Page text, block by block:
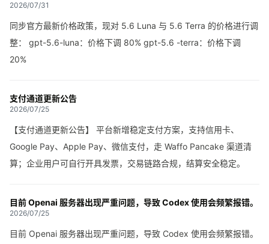
2026/07/31
同步官方最新价格政策，现对 5.6 Luna 与 5.6 Terra 的价格进行调
整： gpt-5.6-luna：价格下调 80% gpt-5.6 -terra：价格下调
20%
支付通道更新公告
2026/07/25
【支付通道更新公告】 平台新增稳定支付方案，支持信用卡、
Google Pay、Apple Pay、微信支付，走 Waffo Pancake 渠道清
算；企业用户可自行开具发票，交易链路合规，结算安全稳定。
目前 Openai 服务器出现严重问题，导致 Codex 使用会频繁报错。
2026/07/25
目前 Openai 服务器出现严重问题，导致 Codex 使用会频繁报错。